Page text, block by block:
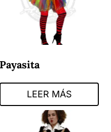
Payasita
LEER MÁS